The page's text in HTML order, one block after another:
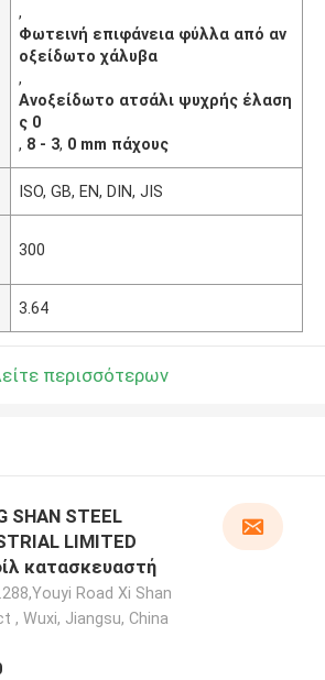
,
Φωτεινή επιφάνεια φύλλα από αν
οξείδωτο χάλυβα
,
Ανοξείδωτο ατσάλι ψυχρής έλαση
ς 0
, 8 - 3, 0 mm πάχους
ISO, GB, EN, DIN, JIS
300
3.64
περισσότερων
SHAN STEEL
LIMITED
κατασκευαστή
Road Xi Shan
, Wuxi, Jiangsu, China